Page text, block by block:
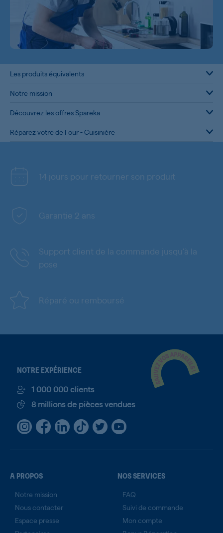
Les produits équivalents
Notre mission
Découvrez les offres Spareka
Réparez votre de Four - Cuisinière
14 jours pour retourner son produit
Garantie 2 ans
Support client de la commande jusqu'à la
pose
Réparé ou remboursé
NOTRE EXPÉRIENCE
1 000 000 clients
8 millions de pièces vendues
A PROPOS
Notre mission
Nous contacter
Espace presse
NOS SERVICES
FAQ
Suivi de commande
Mon compte